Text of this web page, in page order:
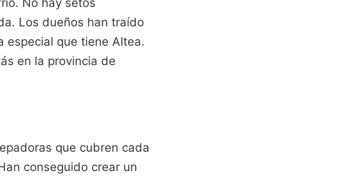
Los dueños han traído
especial que tiene Altea.
en la provincia de
que cubren cada
conseguido crear un